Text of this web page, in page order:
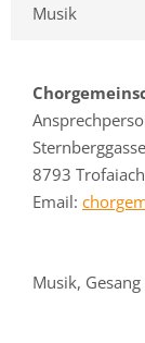
Musik
8793 Trofaiach
Email:
Musik, Gesang